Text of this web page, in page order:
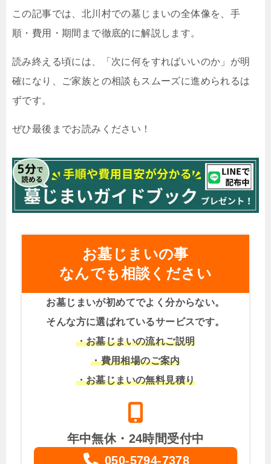
この記事では、北川村での墓じまいの全体像を、手
順・費用・期間まで徹底的に解説します。
読み終える頃には、「次に何をすればいいのか」が明
確になり、ご家族との相談もスムーズに進められるは
ずです。
ぜひ最後までお読みください！
お墓じまいの事
なんでも相談ください
お墓じまいが初めてでよく分からない。
そんな方に選ばれているサービスです。
・お墓じまいの流れご説明
・費用相場のご案内
・お墓じまいの無料見積り
年中無休・24時間受付中
050-5794-7378